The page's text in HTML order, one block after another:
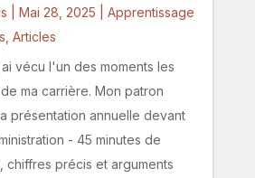
Mai 28, 2025
Apprentissage
Articles
vécu l'un des moments les
ma carrière. Mon patron
présentation annuelle devant
- 45 minutes de
chiffres précis et arguments